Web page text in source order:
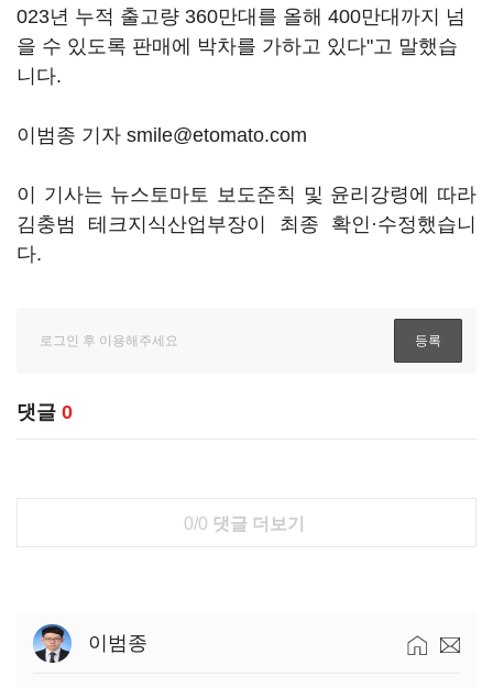
023년 누적 출고량 360만대를 올해 400만대까지 넘
을 수 있도록 판매에 박차를 가하고 있다"고 말했습
니다.
이범종 기자 smile@etomato.com
이 기사는 뉴스토마토 보도준칙 및 윤리강령에 따라
김충범 테크지식산업부장이 최종 확인·수정했습니
다.
댓글 0
0/0 댓글 더보기
이범종